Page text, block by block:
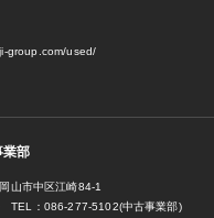
group.com/used/
業部
山市中区江崎84-1
TEL：086-277-5102(中古事業部)